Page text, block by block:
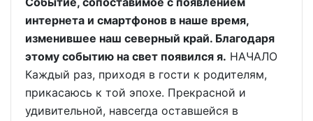
интернета и смартфонов в наше время,
изменившее наш северный край. Благодаря
этому событию на свет появился я. НАЧАЛО
Каждый раз, приходя в гости к родителям,
прикасаюсь к той эпохе. Прекрасной и
удивительной, навсегда оставшейся в